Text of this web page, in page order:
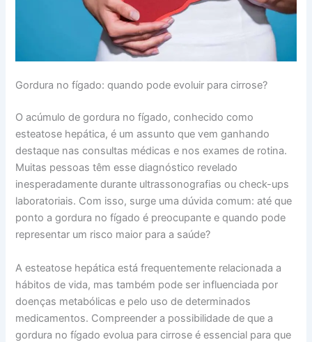
Gordura no fígado: quando pode evoluir para cirrose?
O acúmulo de gordura no fígado, conhecido como
esteatose hepática, é um assunto que vem ganhando
destaque nas consultas médicas e nos exames de rotina.
Muitas pessoas têm esse diagnóstico revelado
inesperadamente durante ultrassonografias ou check-ups
laboratoriais. Com isso, surge uma dúvida comum: até que
ponto a gordura no fígado é preocupante e quando pode
representar um risco maior para a saúde?
A esteatose hepática está frequentemente relacionada a
hábitos de vida, mas também pode ser influenciada por
doenças metabólicas e pelo uso de determinados
medicamentos. Compreender a possibilidade de que a
gordura no fígado evolua para cirrose é essencial para que